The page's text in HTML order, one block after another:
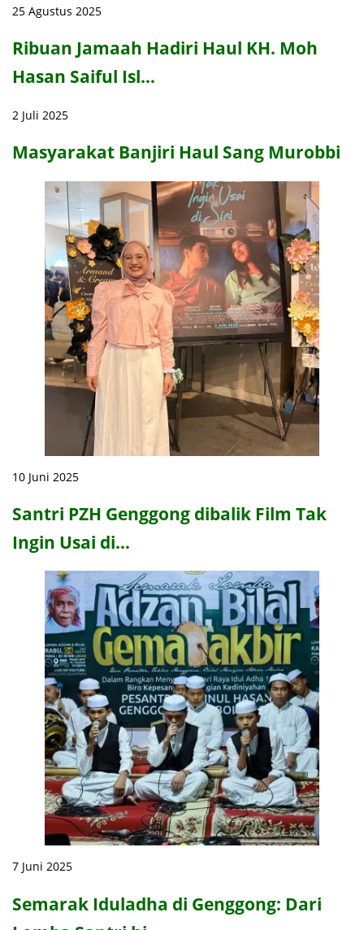
25 Agustus 2025
Ribuan Jamaah Hadiri Haul KH. Moh
Hasan Saiful Isl…
2 Juli 2025
Masyarakat Banjiri Haul Sang Murobbi
10 Juni 2025
Santri PZH Genggong dibalik Film Tak
Ingin Usai di…
7 Juni 2025
Semarak Iduladha di Genggong: Dari